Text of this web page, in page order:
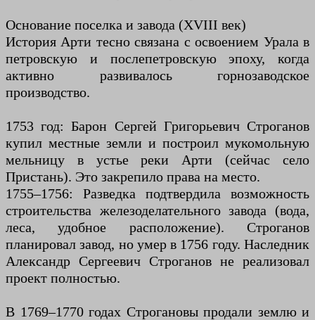
Основание поселка и завода (XVIII век)
История Арти тесно связана с освоением Урала в
петровскую и послепетровскую эпоху, когда
активно развивалось горнозаводское
производство.
1753 год: Барон Сергей Григорьевич Строганов
купил местные земли и построил мукомольную
мельницу в устье реки Арти (сейчас село
Пристань). Это закрепило права на место.
1755–1756: Разведка подтвердила возможность
строительства железоделательного завода (вода,
леса, удобное расположение). Строганов
планировал завод, но умер в 1756 году. Наследник
Александр Сергеевич Строганов не реализовал
проект полностью.
В 1769–1770 годах Строгановы продали землю и